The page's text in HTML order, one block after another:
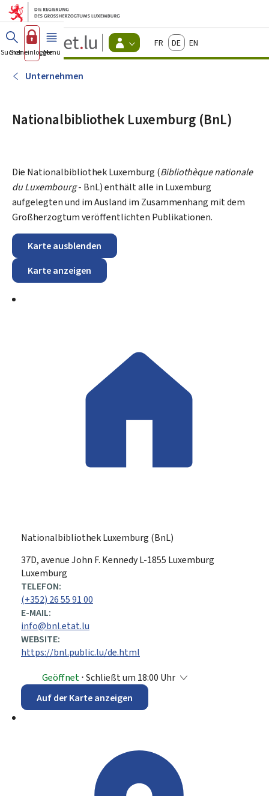
Zum Hauptmenü
Zum Inhalt
Guichet.lu
Changer
d'espace
FrançaisDeutschEnglish
Suchen
Sich einloggen
Menü Haupt-
Unternehmen
Nationalbibliothek Luxemburg (BnL)
Die Nationalbibliothek Luxemburg (Bibliothèque nationale
du Luxembourg- BnL) enthält alle in Luxemburg
aufgelegten und im Ausland im Zusammenhang mit dem
Großherzogtum veröffentlichten Publikationen.
Karte ausblenden
Karte anzeigen
Nationalbibliothek Luxemburg (BnL)
ADRESSE:
37D, avenue John F. KennedyL-1855 Luxemburg
Luxemburg
TELEFON:
(+352) 26 55 91 00
E-MAIL:
info@bnl.etat.lu
WEBSITE:
https://bnl.public.lu/de.html
Geöffnet⋅ Schließt um 18:00 Uhr
Auf der Karte anzeigen